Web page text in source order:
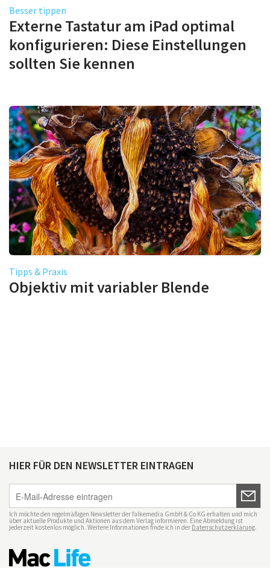
Besser tippen
Externe Tastatur am iPad optimal
konfigurieren: Diese Einstellungen
sollten Sie kennen
Tipps & Praxis
Objektiv mit variabler Blende
HIER FÜR DEN NEWSLETTER EINTRAGEN
Ich möchte den regelmäßigen Newsletter der falkemedia GmbH & Co KG erhalten und mich
über aktuelle Produkte und Aktionen aus dem Verlag informieren. Eine Abmeldung ist
jederzeit kostenlos möglich. Weitere Informationen finde ich in der Datenschutzerklärung.